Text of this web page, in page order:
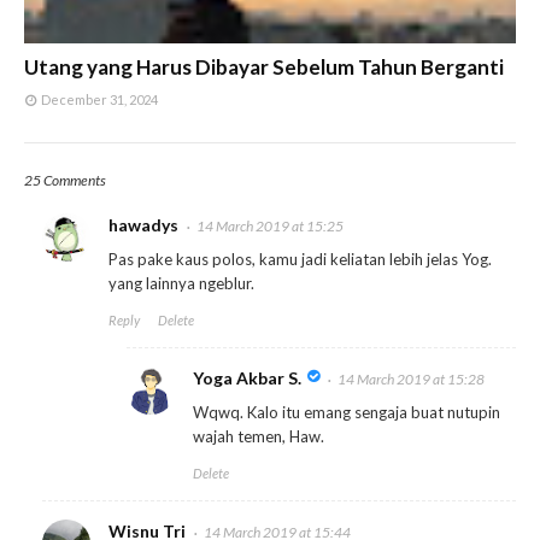
Utang yang Harus Dibayar Sebelum Tahun Berganti
December 31, 2024
25 Comments
hawadys 14 March 2019 at 15:25
Pas pake kaus polos, kamu jadi keliatan lebih jelas Yog.
yang lainnya ngeblur.
Reply Delete
Yoga Akbar S. 14 March 2019 at 15:28
Wqwq. Kalo itu emang sengaja buat nutupin
wajah temen, Haw.
Delete
Wisnu Tri 14 March 2019 at 15:44